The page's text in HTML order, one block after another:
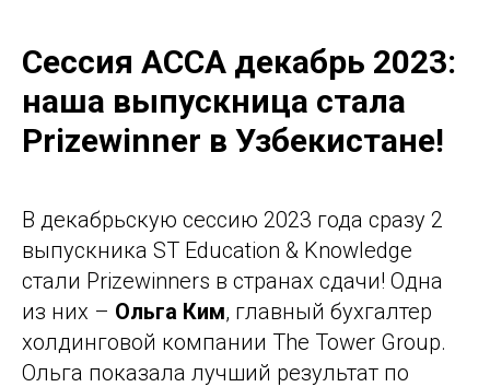
Сессия ACCA декабрь 2023:
наша выпускница стала
Prizewinner в Узбекистане!
В декабрьскую сессию 2023 года сразу 2
выпускника ST Education & Knowledge
стали Prizewinners в странах сдачи! Одна
из них – Ольга Ким, главный бухгалтер
холдинговой компании The Tower Group.
Ольга показала лучший результат по